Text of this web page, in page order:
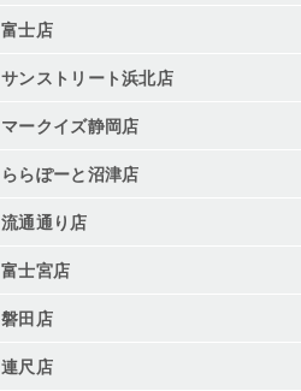
富士店
サンストリート浜北店
マークイズ静岡店
ららぽーと沼津店
流通通り店
富士宮店
磐田店
連尺店